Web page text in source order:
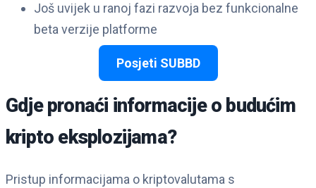
Još uvijek u ranoj fazi razvoja bez funkcionalne
beta verzije platforme
Posjeti SUBBD
Gdje pronaći informacije o budućim
kripto eksplozijama?
Pristup informacijama o kriptovalutama s